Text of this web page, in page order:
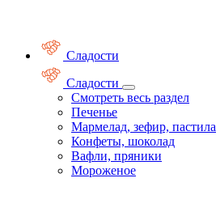
Сладости
Сладости
Смотреть весь раздел
Печенье
Мармелад, зефир, пастила
Конфеты, шоколад
Вафли, пряники
Мороженое